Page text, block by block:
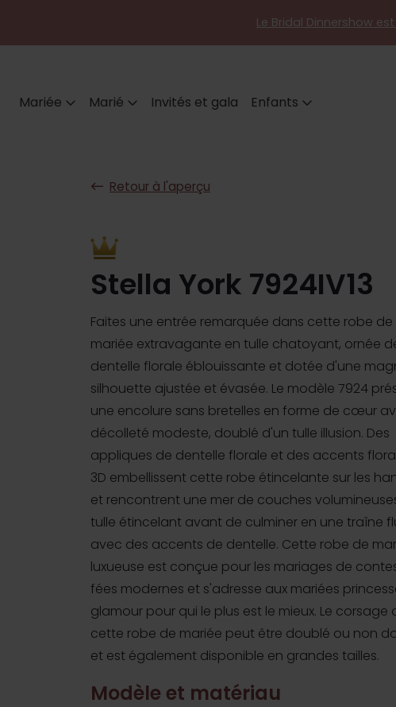
Le Bridal Dinnershow
Mariée Marié Invités et gala Enfants
Retour à l'aperçu
Stella York 7924IV13
Faites une entrée remarquée dans cette robe de
mariée extravagante en tulle chatoyant, ornée
dentelle florale éblouissante et dotée d'une
silhouette ajustée et évasée. Le modèle 7924
une encolure sans bretelles en forme de cœur
décolleté modeste, doublé d'un tulle illusion. Des
appliques de dentelle florale et des accents
3D embellissent cette robe étincelante sur les
et rencontrent une mer de couches
tulle étincelant avant de culminer en une traîne
avec des accents de dentelle. Cette robe de
luxueuse est conçue pour les mariages de
fées modernes et s'adresse aux mariées
glamour pour qui le plus est le mieux. Le corsage
cette robe de mariée peut être doublé ou non
et est également disponible en grandes tailles.
Modèle et matériau